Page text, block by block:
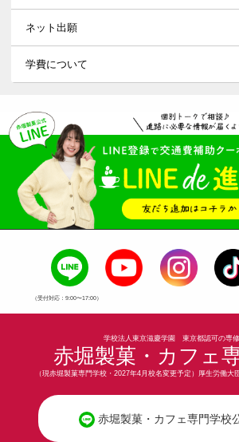
ネット出願
学費について
（受付対応：9:00〜17:00）
学校法人東京滋慶学園 東京都認可の専
赤堀製菓・カフェ
（現赤堀製菓専門学校・2027年4月校名変更予定）厚生労働大
赤堀製菓・カフェ専門学校